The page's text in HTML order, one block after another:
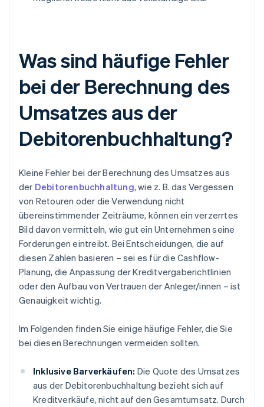
Was sind häufige Fehler
bei der Berechnung des
Umsatzes aus der
Debitorenbuchhaltung?
Kleine Fehler bei der Berechnung des Umsatzes aus
der Debitorenbuchhaltung, wie z. B. das Vergessen
von Retouren oder die Verwendung nicht
übereinstimmender Zeiträume, können ein verzerrtes
Bild davon vermitteln, wie gut ein Unternehmen seine
Forderungen eintreibt. Bei Entscheidungen, die auf
diesen Zahlen basieren – sei es für die Cashflow-
Planung, die Anpassung der Kreditvergaberichtlinien
oder den Aufbau von Vertrauen der Anleger/innen – ist
Genauigkeit wichtig.
Im Folgenden finden Sie einige häufige Fehler, die Sie
bei diesen Berechnungen vermeiden sollten.
Inklusive Barverkäufen: Die Quote des Umsatzes
aus der Debitorenbuchhaltung bezieht sich auf
Kreditverkäufe, nicht auf den Gesamtumsatz. Durch